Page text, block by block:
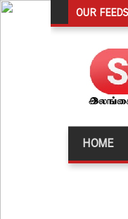
OUR FEEDS
ஈட்டி
சீரற்ற
HOME